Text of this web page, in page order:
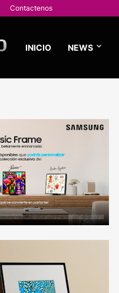
Contactenos
INICIO NEWS